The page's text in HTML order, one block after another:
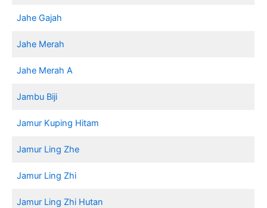
Jahe Gajah
Jahe Merah
Jahe Merah A
Jambu Biji
Jamur Kuping Hitam
Jamur Ling Zhe
Jamur Ling Zhi
Jamur Ling Zhi Hutan